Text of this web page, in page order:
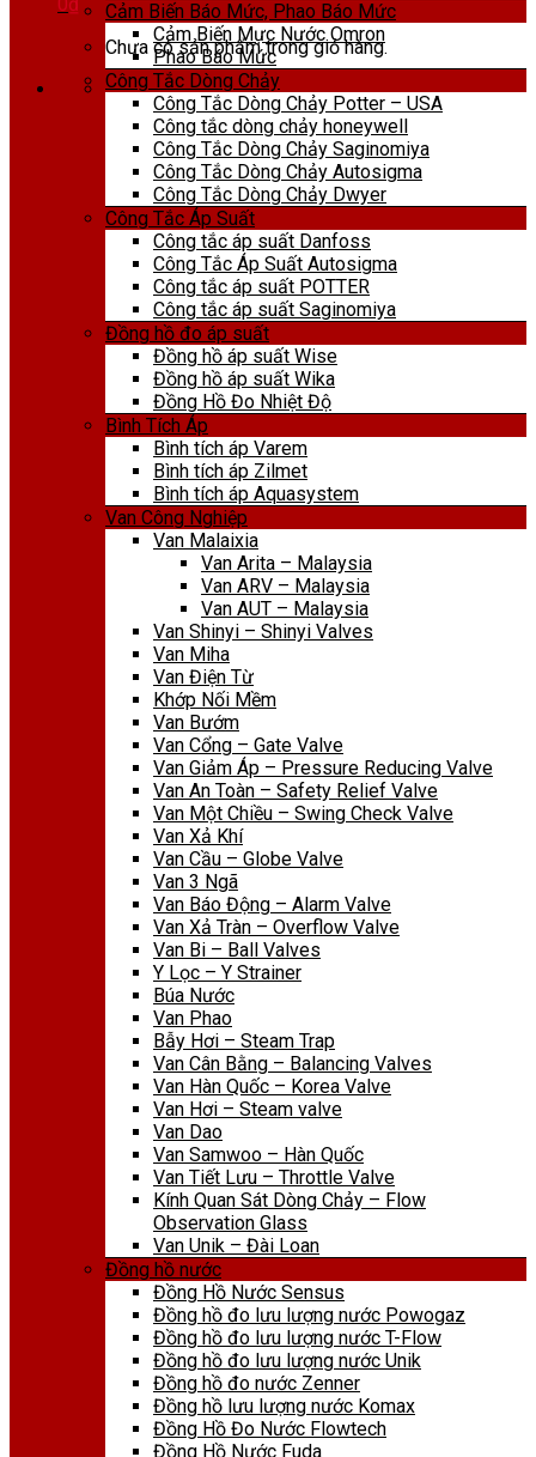
0₫
Chưa có sản phẩm trong giỏ hàng.
Cảm Biến Báo Mức, Phao Báo Mức
Cảm Biến Mực Nước Omron
Phao Báo Mức
Công Tắc Dòng Chảy
Công Tắc Dòng Chảy Potter – USA
Công tắc dòng chảy honeywell
Công Tắc Dòng Chảy Saginomiya
Công Tắc Dòng Chảy Autosigma
Công Tắc Dòng Chảy Dwyer
Công Tắc Áp Suất
Công tắc áp suất Danfoss
Công Tắc Áp Suất Autosigma
Công tắc áp suất POTTER
Công tắc áp suất Saginomiya
Đồng hồ đo áp suất
Đồng hồ áp suất Wise
Đồng hồ áp suất Wika
Đồng Hồ Đo Nhiệt Độ
Bình Tích Áp
Bình tích áp Varem
Bình tích áp Zilmet
Bình tích áp Aquasystem
Van Công Nghiệp
Van Malaixia
Van Arita – Malaysia
Van ARV – Malaysia
Van AUT – Malaysia
Van Shinyi – Shinyi Valves
Van Miha
Van Điện Từ
Khớp Nối Mềm
Van Bướm
Van Cổng – Gate Valve
Van Giảm Áp – Pressure Reducing Valve
Van An Toàn – Safety Relief Valve
Van Một Chiều – Swing Check Valve
Van Xả Khí
Van Cầu – Globe Valve
Van 3 Ngã
Van Báo Động – Alarm Valve
Van Xả Tràn – Overflow Valve
Van Bi – Ball Valves
Y Lọc – Y Strainer
Búa Nước
Van Phao
Bẫy Hơi – Steam Trap
Van Cân Bằng – Balancing Valves
Van Hàn Quốc – Korea Valve
Van Hơi – Steam valve
Van Dao
Van Samwoo – Hàn Quốc
Van Tiết Lưu – Throttle Valve
Kính Quan Sát Dòng Chảy – Flow
Observation Glass
Van Unik – Đài Loan
Đồng hồ nước
Đồng Hồ Nước Sensus
Đồng hồ đo lưu lượng nước Powogaz
Đồng hồ đo lưu lượng nước T-Flow
Đồng hồ đo lưu lượng nước Unik
Đồng hồ đo nước Zenner
Đồng hồ lưu lượng nước Komax
Đồng Hồ Đo Nước Flowtech
Đồng Hồ Nước Fuda